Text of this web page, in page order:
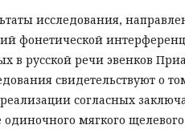
исследования,
фонетической
в русской речи эвенков
свидетельствуют о
согласных
мягкого щелевого